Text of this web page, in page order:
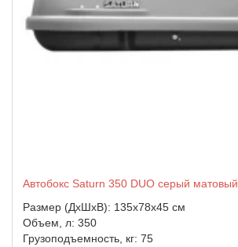
Автобокс Saturn 350 DUO серый матовый
Размер (ДхШхВ): 135x78x45 см
Объем, л: 350
Грузоподъемность, кг: 75